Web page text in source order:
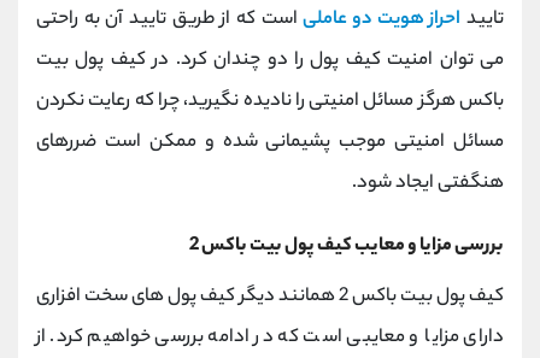
تایید احراز هویت دو عاملیاست که از طریق تایید آن به راحتی
می توان امنیت کیف پول را دو چندان کرد. در کیف پول بیت
باکس هرگز مسائل امنیتی را نادیده نگیرید، چرا که رعایت نکردن
مسائل امنیتی موجب پشیمانی شده و ممکن است ضررهای
هنگفتی ایجاد شود.
بررسی مزایا و معایب کیف پول بیت باکس 2
کیف پول بیت باکس 2 همانند دیگر کیف پول های سخت افزاری
دارای مزایا و معایبی است که در ادامه بررسی خواهیم کرد. از